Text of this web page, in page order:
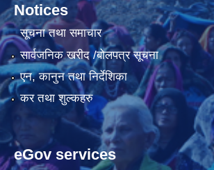
Notices
सूचना तथा समाचार
सार्वजनिक खरीद /बोलपत्र सूचना
एन, कानुन तथा निर्देशिका
कर तथा शुल्कहरु
eGov services